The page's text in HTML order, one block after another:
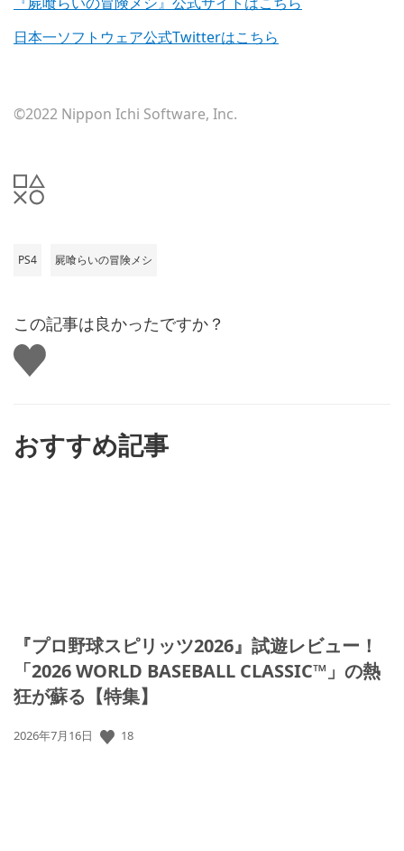
日本一ソフトウェア公式Twitterはこちら
©2022 Nippon Ichi Software, Inc.
PS4 屍喰らいの冒険メシ
この記事は良かったですか？
い
い
おすすめ記事
『プロ野球スピリッツ2026』試遊レビュー！
「2026 WORLD BASEBALL CLASSIC™」の熱
狂が蘇る【特集】
公
2026年7月16日 18